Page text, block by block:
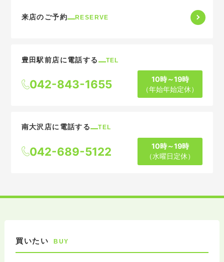
来店のご予約 RESERVE
豊田駅前店に電話する TEL
042-843-1655
10時～19時
（年始年始定休）
南大沢店に電話する TEL
042-689-5122
10時～19時
（水曜日定休）
買いたい BUY